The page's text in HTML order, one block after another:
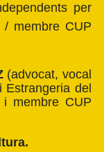
per
membre CUP
(advocat, vocal
del
i membre CUP